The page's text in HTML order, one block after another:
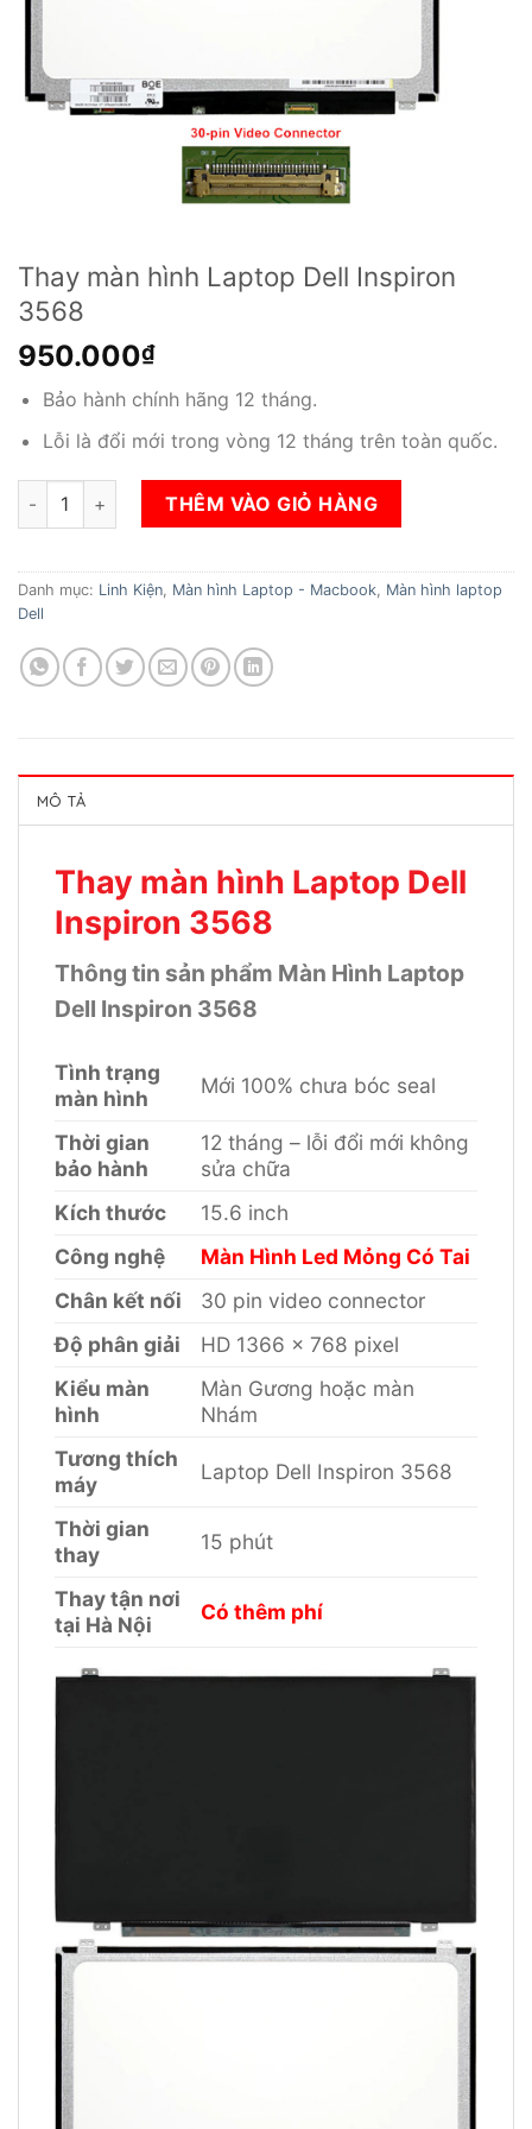
Thay màn hình Laptop Dell Inspiron
3568
950.000₫
Bảo hành chính hãng 12 tháng.
Lỗi là đổi mới trong vòng 12 tháng trên toàn quốc.
Thay màn hình Laptop Dell Inspiron 3568 số lượng
THÊM VÀO GIỎ HÀNG
Danh mục: Linh Kiện, Màn hình Laptop - Macbook, Màn hình laptop
Dell
MÔ TẢ
Thay màn hình Laptop Dell
Inspiron 3568
Thông tin sản phẩm Màn Hình Laptop
Dell Inspiron 3568
Tình trạng
màn hình
Mới 100% chưa bóc seal
Thời gian
bảo hành
12 tháng – lỗi đổi mới không
sửa chữa
Kích thước
15.6 inch
Công nghệ
Màn Hình Led Mỏng Có Tai
Chân kết nối
30 pin video connector
Độ phân giải
HD 1366 x 768 pixel
Kiểu màn
hình
Màn Gương hoặc màn
Nhám
Tương thích
máy
Laptop Dell Inspiron 3568
Thời gian
thay
15 phút
Thay tận nơi
tại Hà Nội
Có thêm phí